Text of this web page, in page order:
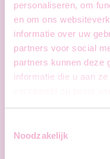
personaliseren, om
en om ons
informatie over uw
partners voor social
partners kunnen deze
informatie die u aan
Noodzakelijk
Wil je meer weten
je specifieke
onderstaand
Functie